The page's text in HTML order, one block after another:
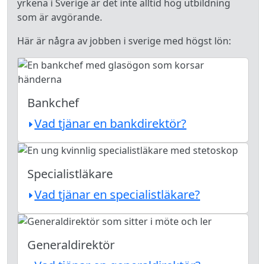
yrkena i Sverige är det inte alltid hög utbildning
som är avgörande.
Här är några av jobben i sverige med högst lön:
Bankchef
Vad tjänar en bankdirektör?
Specialistläkare
Vad tjänar en specialistläkare?
Generaldirektör